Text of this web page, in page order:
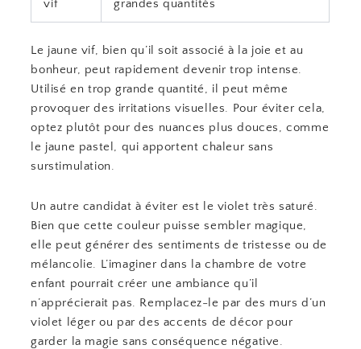
vif
grandes quantités
Le jaune vif, bien qu’il soit associé à la joie et au
bonheur, peut rapidement devenir trop intense.
Utilisé en trop grande quantité, il peut même
provoquer des irritations visuelles. Pour éviter cela,
optez plutôt pour des nuances plus douces, comme
le jaune pastel, qui apportent chaleur sans
surstimulation.
Un autre candidat à éviter est le violet très saturé.
Bien que cette couleur puisse sembler magique,
elle peut générer des sentiments de tristesse ou de
mélancolie. L’imaginer dans la chambre de votre
enfant pourrait créer une ambiance qu’il
n’apprécierait pas. Remplacez-le par des murs d’un
violet léger ou par des accents de décor pour
garder la magie sans conséquence négative.